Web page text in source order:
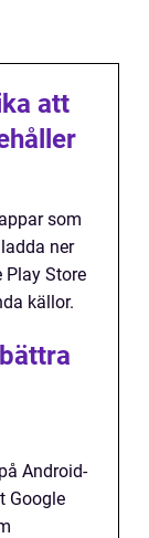
att
som
ner
Store
källor.
Android-
Google